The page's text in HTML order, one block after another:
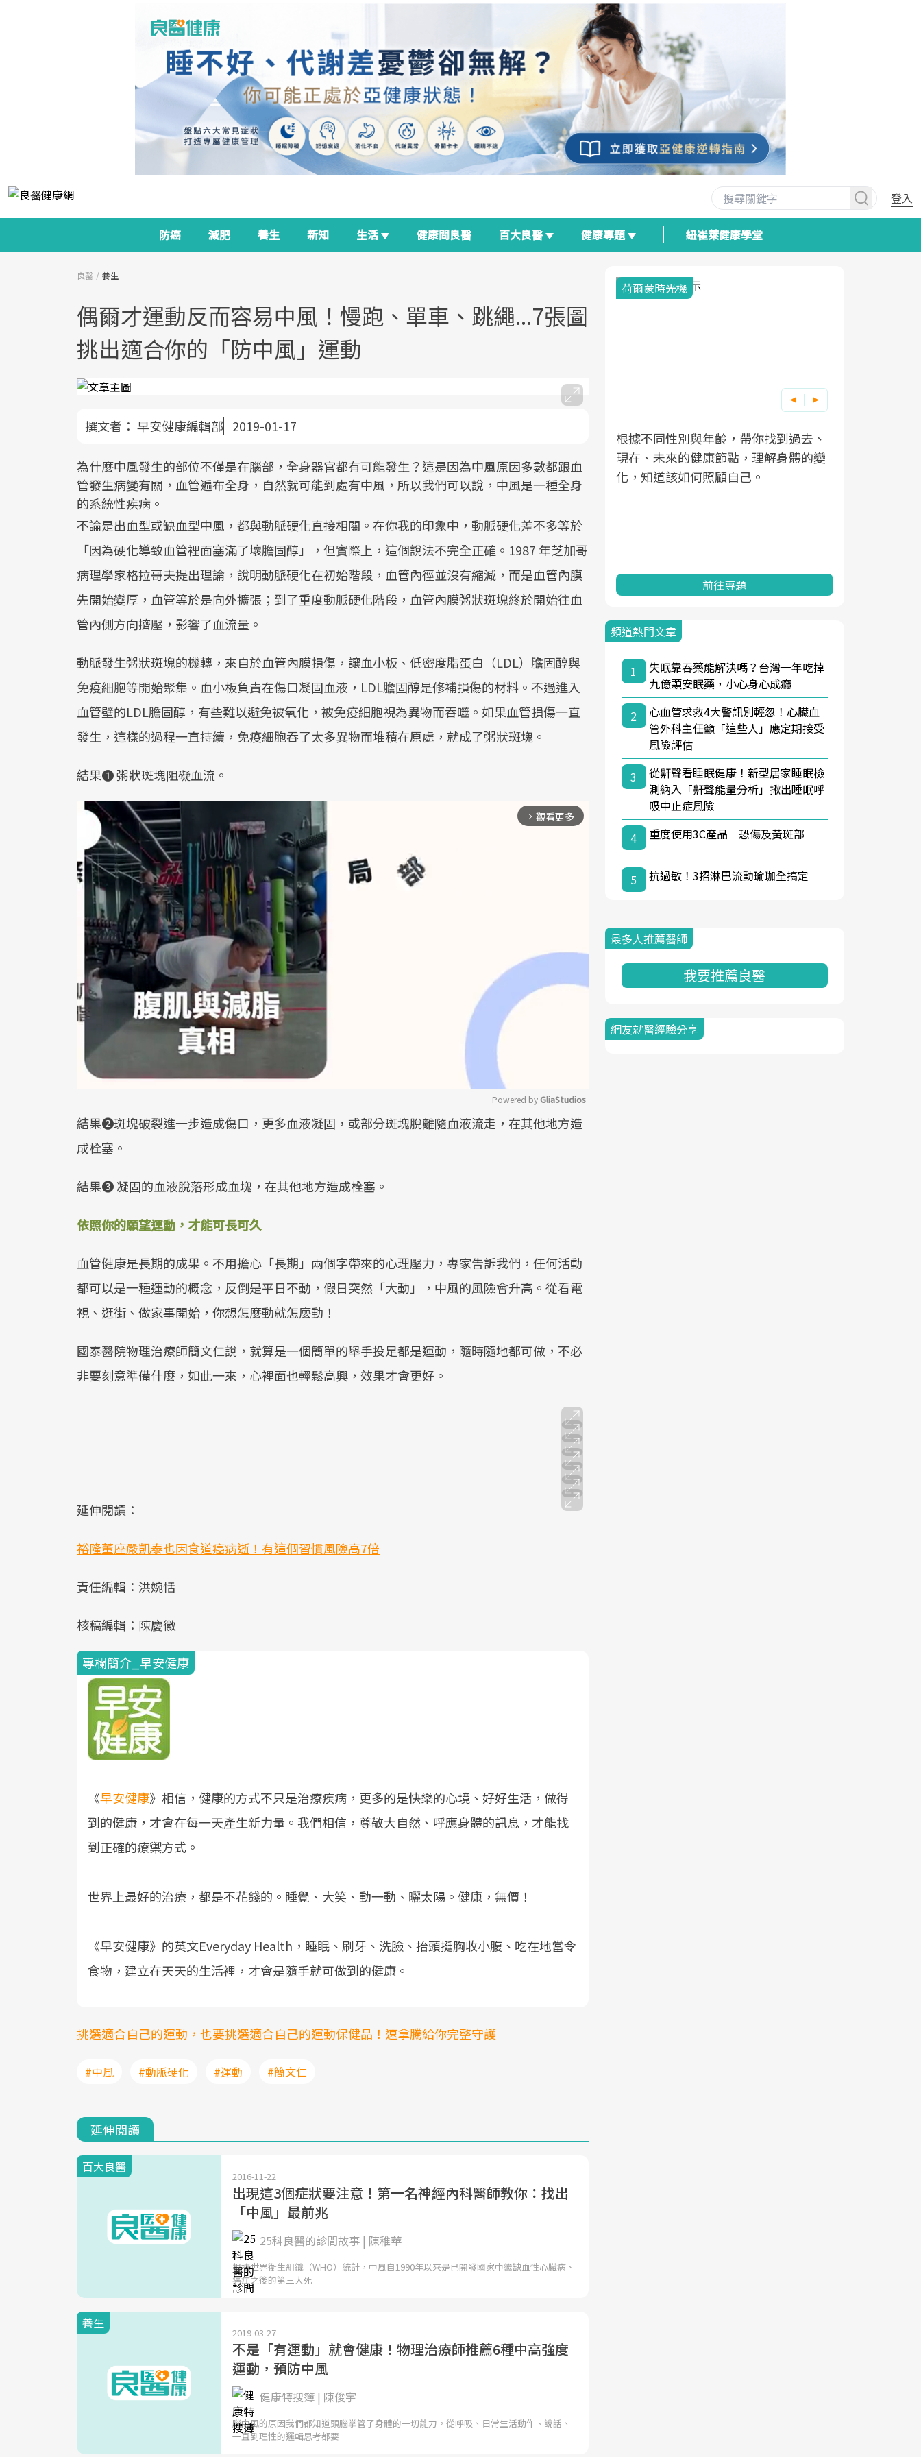
登入
防癌 減肥 養生 新知 生活 健康問良醫 百大良醫 健康專題 紐崔萊健康學堂
良醫 養生
偶爾才運動反而容易中風！慢跑、單車、跳繩...7張圖
挑出適合你的「防中風」運動
撰文者： 早安健康編輯部 2019-01-17
為什麼中風發生的部位不僅是在腦部，全身器官都有可能發生？這是因為中風原因多數都跟血
管發生病變有關，血管遍布全身，自然就可能到處有中風，所以我們可以說，中風是一種全身
的系統性疾病。
不論是出血型或缺血型中風，都與動脈硬化直接相關。在你我的印象中，動脈硬化差不多等於
「因為硬化導致血管裡面塞滿了壞膽固醇」，但實際上，這個說法不完全正確。1987 年芝加哥
病理學家格拉哥夫提出理論，說明動脈硬化在初始階段，血管內徑並沒有縮減，而是血管內膜
先開始變厚，血管等於是向外擴張；到了重度動脈硬化階段，血管內膜粥狀斑塊終於開始往血
管內側方向擠壓，影響了血流量。
動脈發生粥狀斑塊的機轉，來自於血管內膜損傷，讓血小板、低密度脂蛋白（LDL）膽固醇與
免疫細胞等開始聚集。血小板負責在傷口凝固血液，LDL膽固醇是修補損傷的材料。不過進入
血管壁的LDL膽固醇，有些難以避免被氧化，被免疫細胞視為異物而吞噬。如果血管損傷一直
發生，這樣的過程一直持續，免疫細胞吞了太多異物而堆積在原處，就成了粥狀斑塊。
結果❶ 粥狀斑塊阻礙血流。
arrow_forward_ios 觀看更多
Powered by GliaStudios
結果❷斑塊破裂進一步造成傷口，更多血液凝固，或部分斑塊脫離隨血液流走，在其他地方造
成栓塞。
結果❸ 凝固的血液脫落形成血塊，在其他地方造成栓塞。
依照你的願望運動，才能可長可久
血管健康是長期的成果。不用擔心「長期」兩個字帶來的心理壓力，專家告訴我們，任何活動
都可以是一種運動的概念，反倒是平日不動，假日突然「大動」，中風的風險會升高。從看電
視、逛街、做家事開始，你想怎麼動就怎麼動！
國泰醫院物理治療師簡文仁說，就算是一個簡單的舉手投足都是運動，隨時隨地都可做，不必
非要刻意準備什麼，如此一來，心裡面也輕鬆高興，效果才會更好。
延伸閱讀：
裕隆董座嚴凱泰也因食道癌病逝！有這個習慣風險高7倍
責任編輯：洪婉恬
核稿編輯：陳慶徽
專欄簡介_早安健康
《早安健康》相信，健康的方式不只是治療疾病，更多的是快樂的心境、好好生活，做得
到的健康，才會在每一天產生新力量。我們相信，尊敬大自然、呼應身體的訊息，才能找
到正確的療禦方式。
世界上最好的治療，都是不花錢的。睡覺、大笑、動一動、曬太陽。健康，無價！
《早安健康》的英文Everyday Health，睡眠、刷牙、洗臉、抬頭挺胸收小腹、吃在地當令
食物，建立在天天的生活裡，才會是隨手就可做到的健康。
挑選適合自己的運動，也要挑選適合自己的運動保健品！速拿騰給你完整守護
#中風 #動脈硬化 #運動 #簡文仁
延伸閱讀
百大良醫
2016-11-22
出現這3個症狀要注意！第一名神經內科醫師教你：找出
「中風」最前兆
25科良醫的診間故事 | 陳稚華
根據世界衛生組織（WHO）統計，中風自1990年以來是已開發國家中繼缺血性心臟病、
癌症之後的第三大死
養生
2019-03-27
不是「有運動」就會健康！物理治療師推薦6種中高強度
運動，預防中風
健康特搜簿 | 陳俊宇
腦中風的原因我們都知道頭腦掌管了身體的一切能力，從呼吸、日常生活動作、說話、
一直到理性的邏輯思考都要
邁向「健康照護」的新時代。隨著國家
政策如「健康台灣推動委員會」與「長
照3.0」的推進，「預防醫學」已成全民
療院所的服務，更是民眾了解自身健康
狀況、啟動健康管理的重要起點。
前往專題
健康新生活」，從講座、體驗到運動，
全面啟動你的健康革命！
前往專題
發，透過醫學觀點與日常感受的對話，
建立對亞健康的認知，進而引導實際的
改善行動。
前往專題
荷爾蒙時光機
根據不同性別與年齡，帶你找到過去、
現在、未來的健康節點，理解身體的變
化，知道該如何照顧自己。
前往專題
頻道熱門文章
1
失眠靠吞藥能解決嗎？台灣一年吃掉
九億顆安眠藥，小心身心成癮
2
心血管求救4大警訊別輕忽！心臟血
管外科主任籲「這些人」應定期接受
風險評估
3
從鼾聲看睡眠健康！新型居家睡眠檢
測納入「鼾聲能量分析」揪出睡眠呼
吸中止症風險
4
重度使用3C產品 恐傷及黃斑部
5 抗過敏！3招淋巴流動瑜珈全搞定
最多人推薦醫師
我要推薦良醫
網友就醫經驗分享